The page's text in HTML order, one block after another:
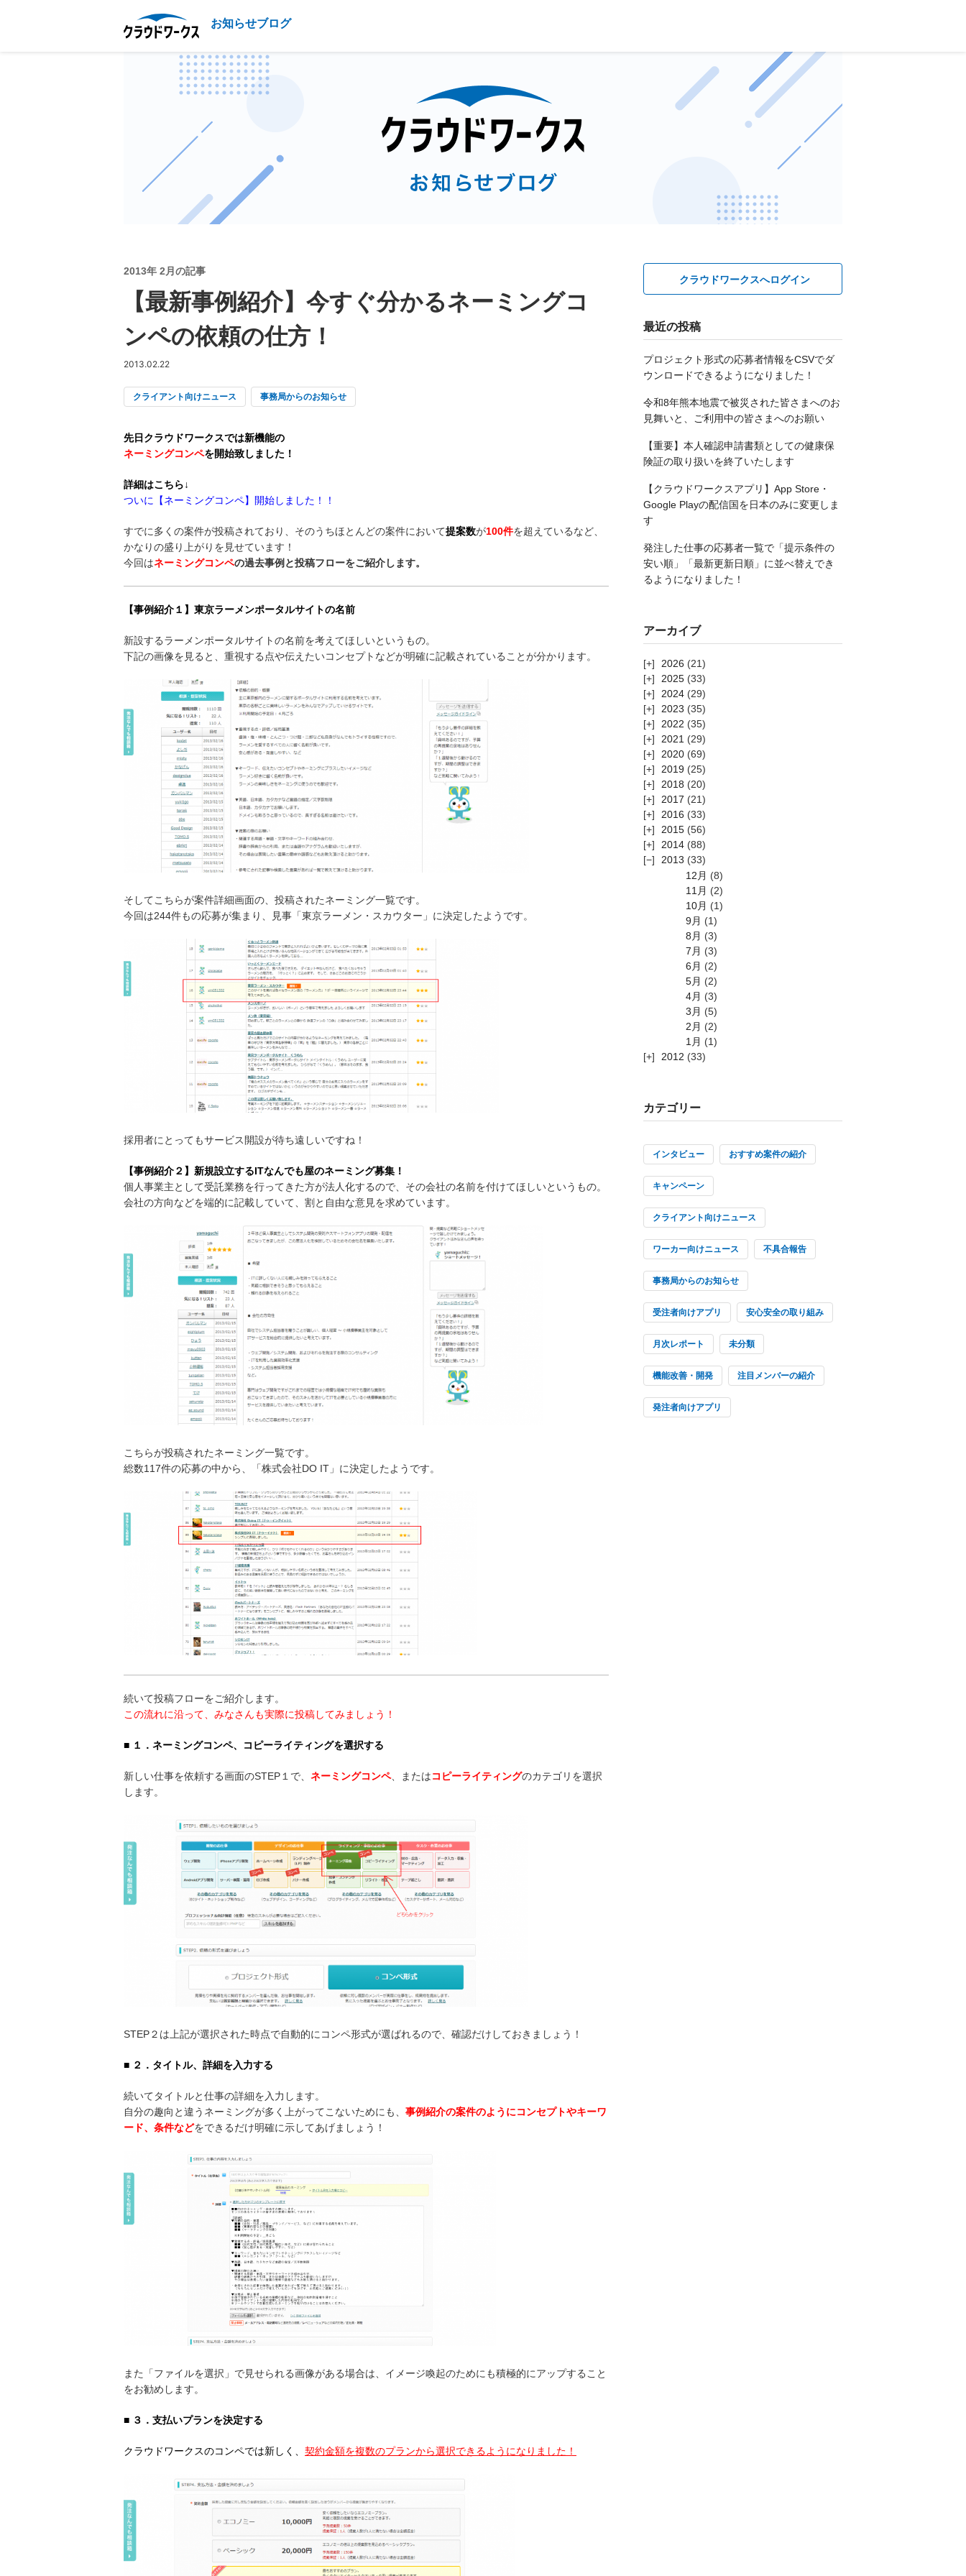
お知らせブログ
2013年 2月の記事
【最新事例紹介】今すぐ分かるネーミングコ
ンペの依頼の仕方！
2013.02.22
クライアント向けニュース 事務局からのお知らせ
先日クラウドワークスでは新機能の
ネーミングコンペを開始致しました！
詳細はこちら↓
ついに【ネーミングコンペ】開始しました！！
すでに多くの案件が投稿されており、そのうちほとんどの案件において提案数が100件を超えているなど、
かなりの盛り上がりを見せています！
今回はネーミングコンペの過去事例と投稿フローをご紹介します。
【事例紹介１】東京ラーメンポータルサイトの名前
新設するラーメンポータルサイトの名前を考えてほしいというもの。
下記の画像を見ると、重視する点や伝えたいコンセプトなどが明確に記載されていることが分かります。
そしてこちらが案件詳細画面の、投稿されたネーミング一覧です。
今回は244件もの応募が集まり、見事「東京ラーメン・スカウター」に決定したようです。
採用者にとってもサービス開設が待ち遠しいですね！
【事例紹介２】新規設立するITなんでも屋のネーミング募集！
個人事業主として受託業務を行ってきた方が法人化するので、その会社の名前を付けてほしいというもの。
会社の方向などを端的に記載していて、割と自由な意見を求めています。
こちらが投稿されたネーミング一覧です。
総数117件の応募の中から、「株式会社DO IT」に決定したようです。
続いて投稿フローをご紹介します。
この流れに沿って、みなさんも実際に投稿してみましょう！
■ １．ネーミングコンペ、コピーライティングを選択する
新しい仕事を依頼する画面のSTEP１で、 ネーミングコンペ、またはコピーライティングのカテゴリを選択
します。
STEP２は上記が選択された時点で自動的にコンペ形式が選ばれるので、確認だけしておきましょう！
■ ２．タイトル、詳細を入力する
続いてタイトルと仕事の詳細を入力します。
自分の趣向と違うネーミングが多く上がってこないためにも、 事例紹介の案件のようにコンセプトやキーワ
ード、条件などをできるだけ明確に示してあげましょう！
また「ファイルを選択」で見せられる画像がある場合は、イメージ喚起のためにも積極的にアップすること
をお勧めします。
■ ３．支払いプランを決定する
クラウドワークスのコンペでは新しく、 契約金額を複数のプランから選択できるようになりました！
クラウドワークスへログイン
最近の投稿
プロジェクト形式の応募者情報をCSVでダ
ウンロードできるようになりました！
令和8年熊本地震で被災された皆さまへのお
見舞いと、ご利用中の皆さまへのお願い
【重要】本人確認申請書類としての健康保
険証の取り扱いを終了いたします
【クラウドワークスアプリ】App Store・
Google Playの配信国を日本のみに変更しま
す
発注した仕事の応募者一覧で「提示条件の
安い順」「最新更新日順」に並べ替えでき
るようになりました！
アーカイブ
2026 (21)
2025 (33)
2024 (29)
2023 (35)
2022 (35)
2021 (29)
2020 (69)
2019 (25)
2018 (20)
2017 (21)
2016 (33)
2015 (56)
2014 (88)
2013 (33)
12月 (8)
11月 (2)
10月 (1)
9月 (1)
8月 (3)
7月 (3)
6月 (2)
5月 (2)
4月 (3)
3月 (5)
2月 (2)
1月 (1)
2012 (33)
カテゴリー
インタビュー おすすめ案件の紹介
キャンペーン
クライアント向けニュース
ワーカー向けニュース 不具合報告
事務局からのお知らせ
受注者向けアプリ 安心安全の取り組み
月次レポート 未分類
機能改善・開発 注目メンバーの紹介
発注者向けアプリ